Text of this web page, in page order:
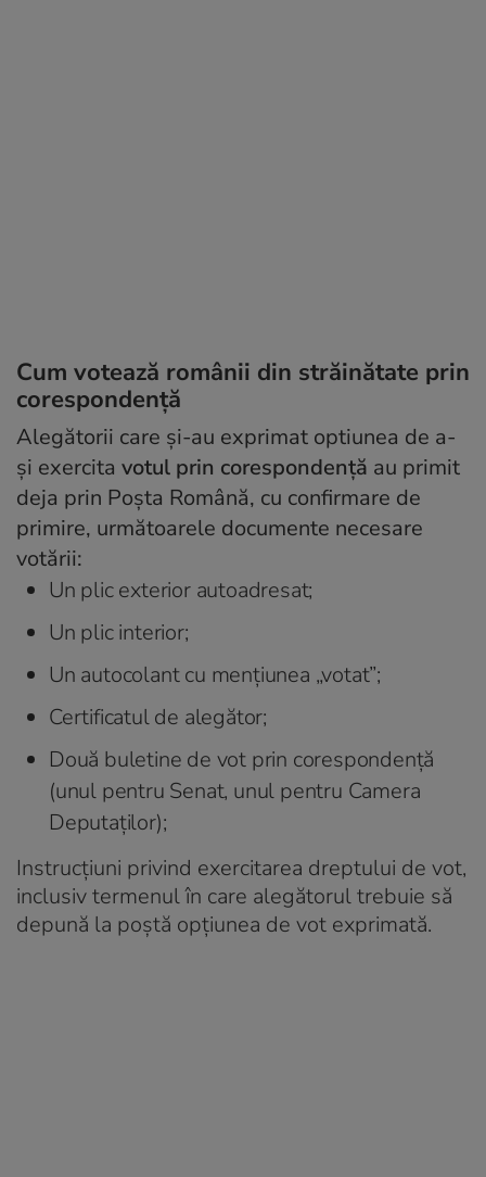
Cum votează românii din străinătate prin
corespondenţă
Alegătorii care şi-au exprimat optiunea de a-
şi exercita votul prin corespondenţă au primit
deja prin Poşta Română, cu confirmare de
primire, următoarele documente necesare
votării:
Un plic exterior autoadresat;
Un plic interior;
Un autocolant cu menţiunea „votat”;
Certificatul de alegător;
Două buletine de vot prin corespondenţă
(unul pentru Senat, unul pentru Camera
Deputaţilor);
Instrucţiuni privind exercitarea dreptului de vot,
inclusiv termenul în care alegătorul trebuie să
depună la poştă opţiunea de vot exprimată.